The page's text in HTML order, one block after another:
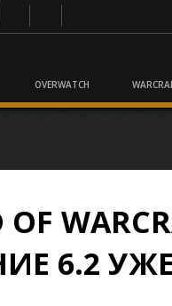
OVERWATCH
6.2